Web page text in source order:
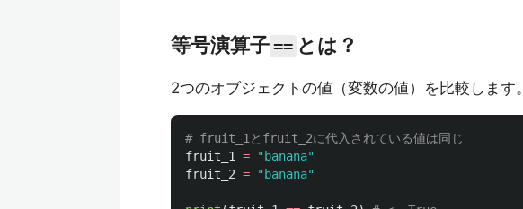
等号演算子== とは？
2つのオブジェクトの値（変数の値）を比較します。
fruit_1
= " banana"
fruit_2 = " banana"